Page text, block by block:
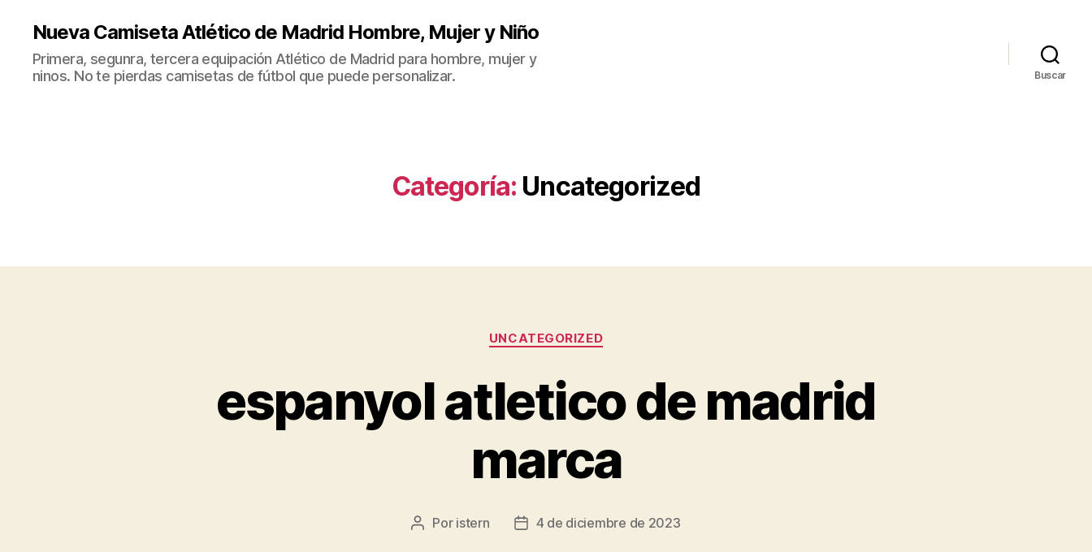
Nueva Camiseta Atlético de Madrid Hombre, Mujer y Niño
Primera, segunra, tercera equipación Atlético de Madrid para hombre, mujer y
ninos. No te pierdas camisetas de fútbol que puede personalizar.
Buscar
Categoría: Uncategorized
Categorías
UNCATEGORIZED
espanyol atletico de madrid
marca
Autor
Por istern
Fecha4 de diciembre de 2023